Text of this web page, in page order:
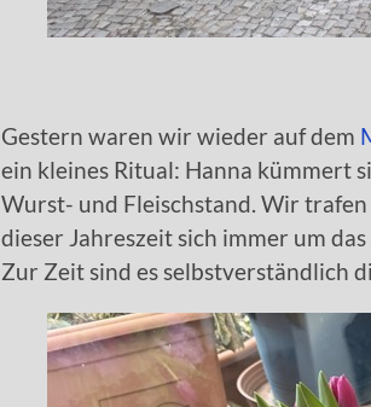
Gestern waren wir wieder auf dem
ein kleines Ritual: Hanna kümmert
Wurst- und Fleischstand. Wir trafen
dieser Jahreszeit sich immer um
Zur Zeit sind es selbstverständlich